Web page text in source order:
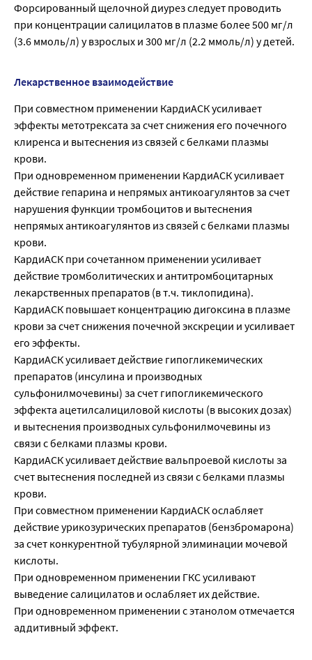
Форсированный щелочной диурез следует проводить
при концентрации салицилатов в плазме более 500 мг/л
(3.6 ммоль/л) у взрослых и 300 мг/л (2.2 ммоль/л) у детей.
Лекарственное взаимодействие
При совместном применении КардиАСК усиливает
эффекты метотрексата за счет снижения его почечного
клиренса и вытеснения из связей с белками плазмы
крови.
При одновременном применении КардиАСК усиливает
действие гепарина и непрямых антикоагулянтов за счет
нарушения функции тромбоцитов и вытеснения
непрямых антикоагулянтов из связей с белками плазмы
крови.
КардиАСК при сочетанном применении усиливает
действие тромболитических и антитромбоцитарных
лекарственных препаратов (в т.ч. тиклопидина).
КардиАСК повышает концентрацию дигоксина в плазме
крови за счет снижения почечной экскреции и усиливает
его эффекты.
КардиАСК усиливает действие гипогликемических
препаратов (инсулина и производных
сульфонилмочевины) за счет гипогликемического
эффекта ацетилсалициловой кислоты (в высоких дозах)
и вытеснения производных сульфонилмочевины из
связи с белками плазмы крови.
КардиАСК усиливает действие вальпроевой кислоты за
счет вытеснения последней из связи с белками плазмы
крови.
При совместном применении КардиАСК ослабляет
действие урикозурических препаратов (бензбромарона)
за счет конкурентной тубулярной элиминации мочевой
кислоты.
При одновременном применении ГКС усиливают
выведение салицилатов и ослабляет их действие.
При одновременном применении с этанолом отмечается
аддитивный эффект.